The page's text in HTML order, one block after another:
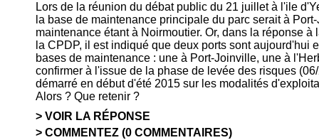
Lors de la réunion du débat public du 21 juillet à l'ile
la base de maintenance principale du parc serait à
maintenance étant à Noirmoutier. Or, dans la réponse
la CPDP, il est indiqué que deux ports sont aujourd'hui
bases de maintenance : une à Port-Joinville, une à
confirmer à l'issue de la phase de levée des risques
démarré en début d'été 2015 sur les modalités
Alors ? Que retenir ?
VOIR LA RÉPONSE
COMMENTEZ (0 COMMENTAIRES)